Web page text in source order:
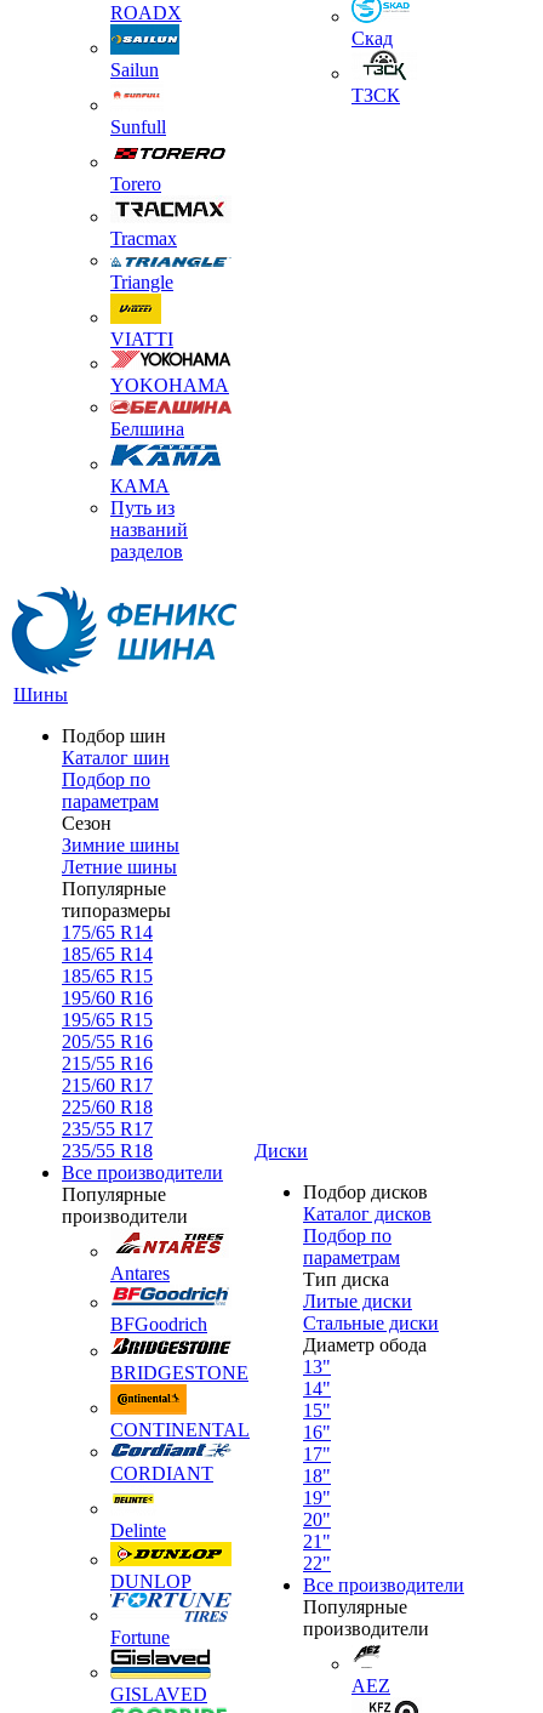
ROADX
Sailun
Sunfull
Torero
Tracmax
Triangle
VIATTI
YOKOHAMA
Белшина
КАМА
Путь из
названий
разделов
Скад
ТЗСК
Шины
Подбор шин
Каталог шин
Подбор по
параметрам
Сезон
Зимние шины
Летние шины
Популярные
типоразмеры
175/65 R14
185/65 R14
185/65 R15
195/60 R16
195/65 R15
205/55 R16
215/55 R16
215/60 R17
225/60 R18
235/55 R17
235/55 R18
Все производители
Популярные
производители
Antares
BFGoodrich
BRIDGESTONE
CONTINENTAL
CORDIANT
Delinte
DUNLOP
Fortune
GISLAVED
Диски
Подбор дисков
Каталог дисков
Подбор по
параметрам
Тип диска
Литые диски
Стальные диски
Диаметр обода
13"
14"
15"
16"
17"
18"
19"
20"
21"
22"
Все производители
Популярные
производители
AEZ